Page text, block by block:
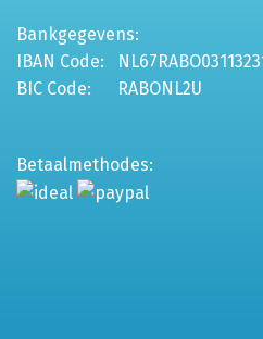
Bankgegevens:
IBAN Code:
BIC Code:
RABONL2U
Betaalmethodes: